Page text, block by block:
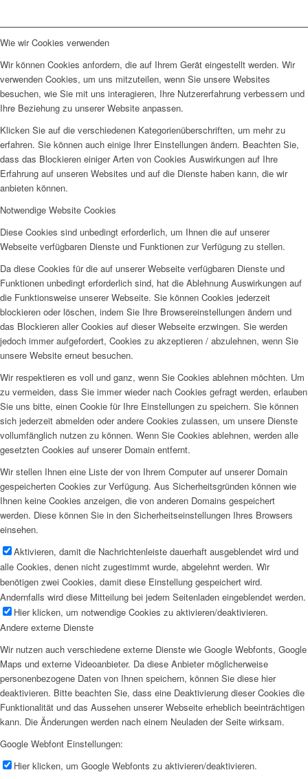
Wie wir Cookies verwenden
Wir können Cookies anfordern, die auf Ihrem Gerät eingestellt werden. Wir
verwenden Cookies, um uns mitzuteilen, wenn Sie unsere Websites
besuchen, wie Sie mit uns interagieren, Ihre Nutzererfahrung verbessern und
Ihre Beziehung zu unserer Website anpassen.
Klicken Sie auf die verschiedenen Kategorienüberschriften, um mehr zu
erfahren. Sie können auch einige Ihrer Einstellungen ändern. Beachten Sie,
dass das Blockieren einiger Arten von Cookies Auswirkungen auf Ihre
Erfahrung auf unseren Websites und auf die Dienste haben kann, die wir
anbieten können.
Notwendige Website Cookies
Diese Cookies sind unbedingt erforderlich, um Ihnen die auf unserer
Webseite verfügbaren Dienste und Funktionen zur Verfügung zu stellen.
Da diese Cookies für die auf unserer Webseite verfügbaren Dienste und
Funktionen unbedingt erforderlich sind, hat die Ablehnung Auswirkungen auf
die Funktionsweise unserer Webseite. Sie können Cookies jederzeit
blockieren oder löschen, indem Sie Ihre Browsereinstellungen ändern und
das Blockieren aller Cookies auf dieser Webseite erzwingen. Sie werden
jedoch immer aufgefordert, Cookies zu akzeptieren / abzulehnen, wenn Sie
unsere Website erneut besuchen.
Wir respektieren es voll und ganz, wenn Sie Cookies ablehnen möchten. Um
zu vermeiden, dass Sie immer wieder nach Cookies gefragt werden, erlauben
Sie uns bitte, einen Cookie für Ihre Einstellungen zu speichern. Sie können
sich jederzeit abmelden oder andere Cookies zulassen, um unsere Dienste
vollumfänglich nutzen zu können. Wenn Sie Cookies ablehnen, werden alle
gesetzten Cookies auf unserer Domain entfernt.
Wir stellen Ihnen eine Liste der von Ihrem Computer auf unserer Domain
gespeicherten Cookies zur Verfügung. Aus Sicherheitsgründen können wie
Ihnen keine Cookies anzeigen, die von anderen Domains gespeichert
werden. Diese können Sie in den Sicherheitseinstellungen Ihres Browsers
einsehen.
Aktivieren, damit die Nachrichtenleiste dauerhaft ausgeblendet wird und
alle Cookies, denen nicht zugestimmt wurde, abgelehnt werden. Wir
benötigen zwei Cookies, damit diese Einstellung gespeichert wird.
Andernfalls wird diese Mitteilung bei jedem Seitenladen eingeblendet werden.
Hier klicken, um notwendige Cookies zu aktivieren/deaktivieren.
Andere externe Dienste
Wir nutzen auch verschiedene externe Dienste wie Google Webfonts, Google
Maps und externe Videoanbieter. Da diese Anbieter möglicherweise
personenbezogene Daten von Ihnen speichern, können Sie diese hier
deaktivieren. Bitte beachten Sie, dass eine Deaktivierung dieser Cookies die
Funktionalität und das Aussehen unserer Webseite erheblich beeinträchtigen
kann. Die Änderungen werden nach einem Neuladen der Seite wirksam.
Google Webfont Einstellungen:
Hier klicken, um Google Webfonts zu aktivieren/deaktivieren.